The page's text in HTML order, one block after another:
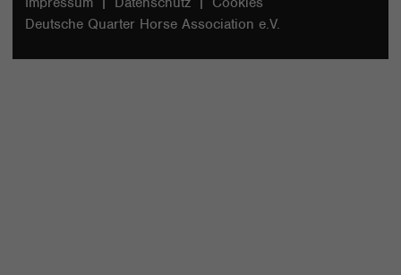
Deutsche Quarter Horse Association e.V.